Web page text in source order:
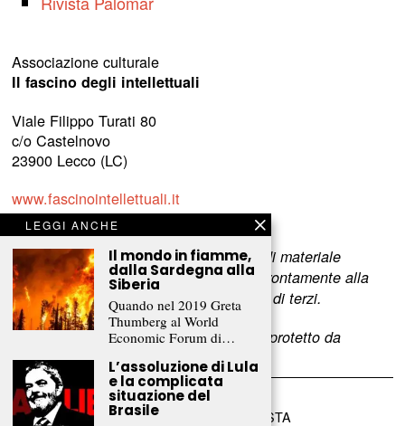
Associazione culturale
Il fascino degli intellettuali
Viale Filippo Turati 80
c/o Castelnovo
23900 Lecco (LC)
www.fascinointellettuali.it
info[at]fascinointellettuali.it
Per segnalare eventuali errori nell’uso di materiale
riservato,scriveteci e provvederemo prontamente alla
rimozione del materiale lesivo dei diritti di terzi.
L’intero contenuto di questo sito web è protetto da
copyright.
©2026FRAMMENTI RIVISTA
LEGGI ANCHE
Il mondo in fiamme,
dalla Sardegna alla
Siberia
Quando nel 2019 Greta
Thumberg al World
Economic Forum di…
L’assoluzione di Lula
e la complicata
situazione del
Brasile